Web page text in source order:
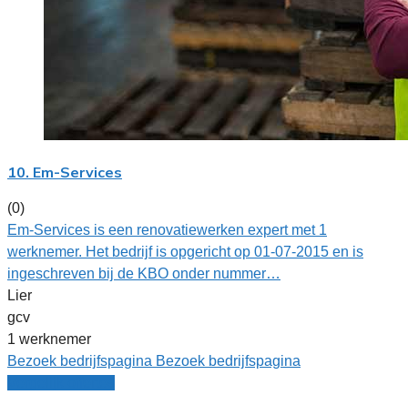
10. Em-Services
(0)
Em-Services is een renovatiewerken expert met 1
werknemer. Het bedrijf is opgericht op 01-07-2015 en is
ingeschreven bij de KBO onder nummer…
Lier
gcv
1 werknemer
Bezoek bedrijfspagina Bezoek bedrijfspagina